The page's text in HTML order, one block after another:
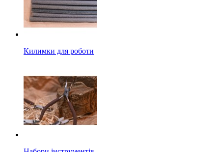
Килимки для роботи